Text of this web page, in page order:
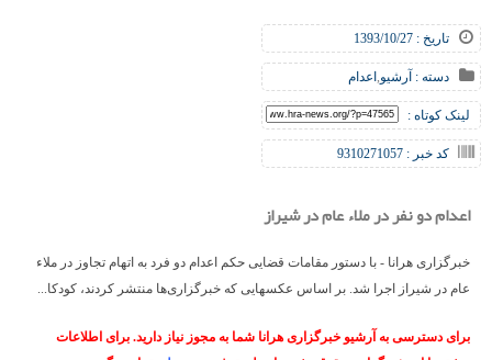
تاریخ : 1393/10/27
دسته : آرشیو,اعدام
لینک کوتاه :
کد خبر : 9310271057
اعدام دو نفر در ملاء عام در شیراز
خبرگزاری هرانا - با دستور مقامات قضایی حکم اعدام دو فرد به اتهام تجاوز در ملاء
عام در شیراز اجرا شد. بر اساس عکسهایی که خبرگزاری‌ها منتشر کردند، کودکا...
برای دسترسی به آرشیو خبرگزاری هرانا شما به مجوز نیاز دارید. برای اطلاعات